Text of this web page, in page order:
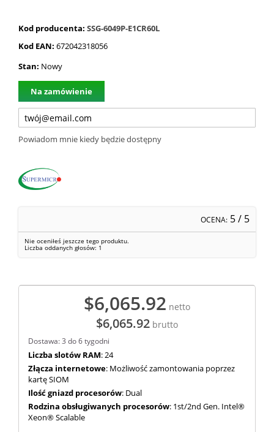
Kod producenta: SSG-6049P-E1CR60L
Kod EAN: 672042318056
Stan: Nowy
Na zamówienie
Powiadom mnie kiedy będzie dostępny
OCENA: 5/ 5
Nie oceniłeś jeszcze tego produktu.
Liczba oddanych głosów: 1
$6,065.92 netto
$6,065.92 brutto
Dostawa: 3 do 6 tygodni
Liczba slotów RAM: 24
Złącza internetowe: Możliwość zamontowania poprzez
kartę SIOM
Ilość gniazd procesorów: Dual
Rodzina obsługiwanych procesorów: 1st/2nd Gen. Intel®
Xeon® Scalable